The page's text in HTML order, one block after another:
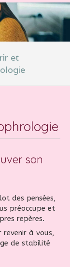
et
son
des pensées,
préoccupe et
repères.
à vous,
de stabilité